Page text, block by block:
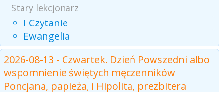
Stary lekcjonarz
I Czytanie
Ewangelia
2026-08-13 - Czwartek. Dzień Powszedni albo
wspomnienie świętych męczenników
Poncjana, papieża, i Hipolita, prezbitera